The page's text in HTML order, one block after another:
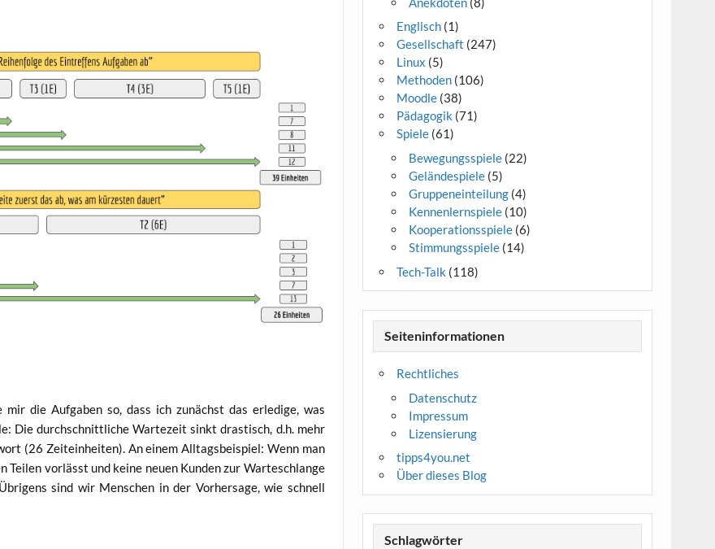
die Auf­ga­ben so, dass ich zunächst das erle­di­ge, was
Die durch­schnitt­li­che War­te­zeit sinkt dras­tisch, d.h. mehr
(26 Zeit­ein­hei­ten). An einem All­tags­bei­spiel: Wenn man
vor­lässt und kei­ne neu­en Kun­den zur War­te­schlan­ge
sind wir Men­schen in der Vor­her­sa­ge, wie schnell
Englisch (1)
Gesellschaft (247)
Linux (5)
Methoden (106)
Moodle (38)
Pädagogik (71)
Spiele (61)
Bewegungsspiele (22)
Geländespiele (5)
Gruppeneinteilung (4)
Kennenlernspiele (10)
Kooperationsspiele (6)
Stimmungsspiele (14)
Tech-Talk (118)
Seiteninformationen
Rechtliches
Datenschutz
Impressum
Lizensierung
tipps4you.net
Über dieses Blog
Schlagwörter